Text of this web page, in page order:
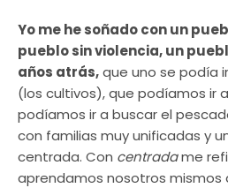
Yo me he soñado con un
pueblo sin violencia, un
años atrás,que uno se podía
(los cultivos), que podíamos ir
podíamos ir a buscar el
con familias muy unificadas y
centrada. Con centradame
aprendamos nosotros mismos